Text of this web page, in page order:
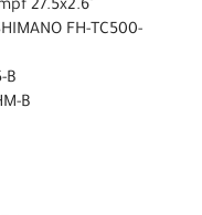
27.5x2.6"
FH-TC500-
B
B